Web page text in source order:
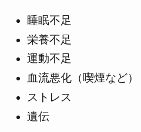
睡眠不足
栄養不足
運動不足
血流悪化（喫煙など）
ストレス
遺伝